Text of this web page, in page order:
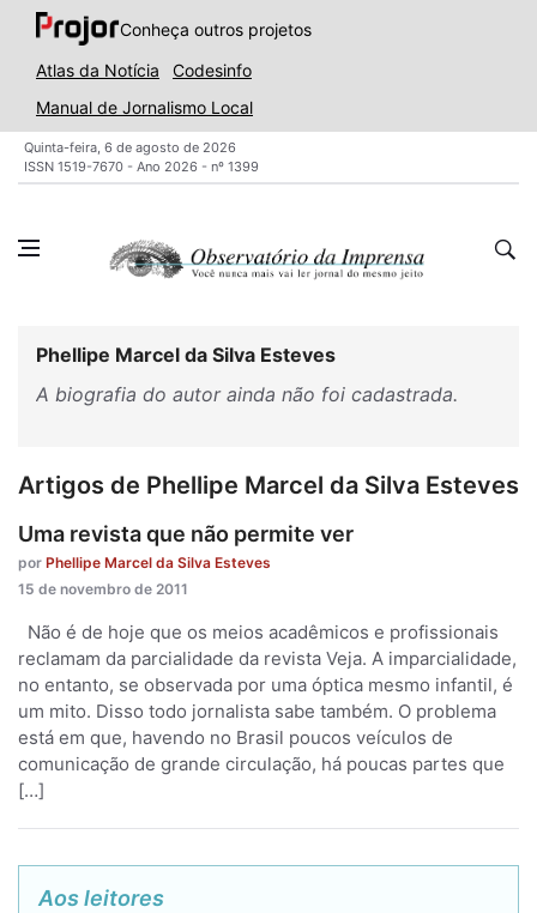
Conheça outros projetos
Atlas da Notícia
Codesinfo
Manual de Jornalismo Local
Quinta-feira, 6 de agosto de 2026
ISSN 1519-7670 - Ano 2026 - nº 1399
Phellipe Marcel da Silva Esteves
A biografia do autor ainda não foi cadastrada.
Artigos de Phellipe Marcel da Silva Esteves
Uma revista que não permite ver
por Phellipe Marcel da Silva Esteves
15 de novembro de 2011
Não é de hoje que os meios acadêmicos e profissionais
reclamam da parcialidade da revista Veja. A imparcialidade,
no entanto, se observada por uma óptica mesmo infantil, é
um mito. Disso todo jornalista sabe também. O problema
está em que, havendo no Brasil poucos veículos de
comunicação de grande circulação, há poucas partes que
[…]
Aos leitores